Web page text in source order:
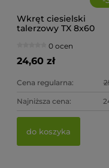
Wkręt ciesielski
talerzowy TX 8x60
0 ocen
24,60 zł
Cena regularna:
Najniższa cena:
do koszyka